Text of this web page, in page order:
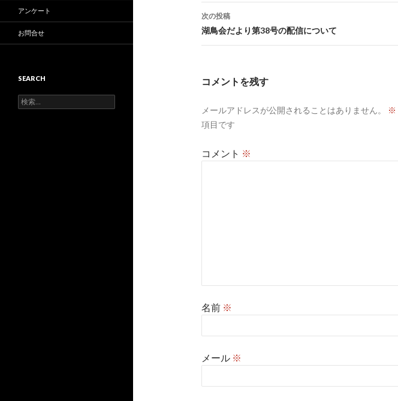
ナ
ビ
ゲ
ョ
次の投稿
湖鳥会だより第38号の配信について
コメントを残す
メールアドレスが公開されることはありません。 ※
項目です
コメント ※
名前 ※
メール ※
アンケート
お問合せ
SEARCH
検
索: